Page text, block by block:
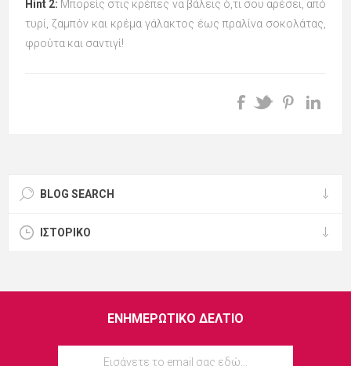
Hint 2: Μπορείς στις κρέπες να βάλεις ό,τι σου αρέσει, από
τυρί, ζαμπόν και κρέμα γάλακτος έως πραλίνα σοκολάτας,
φρούτα και σαντιγί!
BLOG SEARCH
ΙΣΤΟΡΙΚΌ
ΕΝΗΜΕΡΩΤΙΚΌ ΔΕΛΤΊΟ